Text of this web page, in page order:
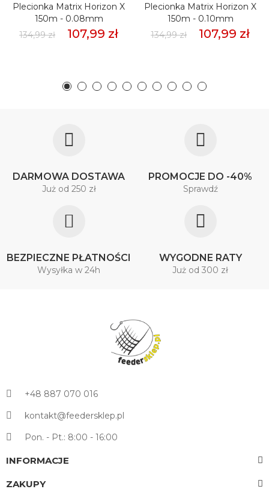
Plecionka Matrix Horizon X
150m - 0.08mm
134,99 zł
107,99 zł
Plecionka Matrix Horizon X
150m - 0.10mm
134,99 zł
107,99 zł
DARMOWA DOSTAWA
Już od 250 zł
PROMOCJE DO -40%
Sprawdź
BEZPIECZNE PŁATNOŚCI
Wysyłka w 24h
WYGODNE RATY
Już od 300 zł
+48 887 070 016
kontakt@feedersklep.pl
Pon. - Pt.: 8:00 - 16:00
INFORMACJE
ZAKUPY